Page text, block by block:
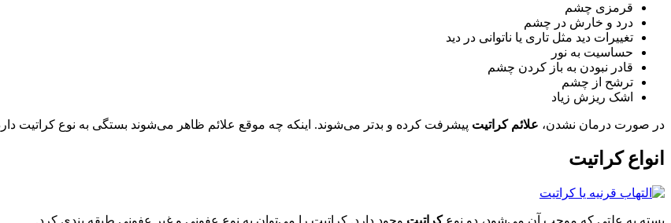
قرمزی چشم
درد و خارش در چشم
تغییرات دید مثل تاری یا ناتوانی در دید
حساسیت به نور
قادر نبودن به باز کردن چشم
ترشح از چشم
اشک ریزش زیاد
در صورت درمان نشدن، علائم کراتیت پیشرفت کرده و بدتر می‌شوند. اینکه چه موقع علائم ظاهر می‌شوند بستگی به نوع کراتیت
انواع کراتیت